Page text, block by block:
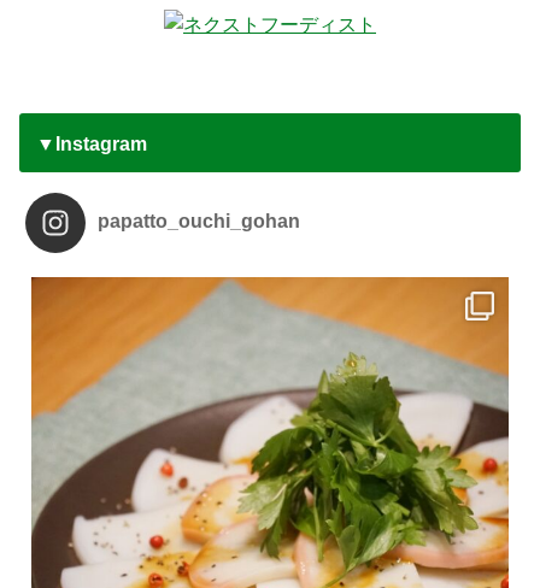
▼Instagram
papatto_ouchi_gohan